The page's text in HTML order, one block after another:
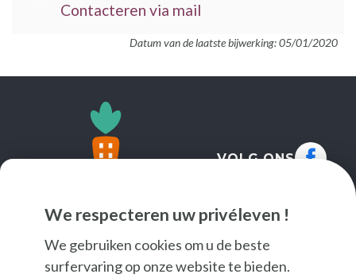
We respecteren uw privéleven !
We gebruiken cookies om u de beste
surfervaring op onze website te bieden.
Contacteren via mail
Datum van de laatste bijwerking: 05/01/2020
VOLG ONS